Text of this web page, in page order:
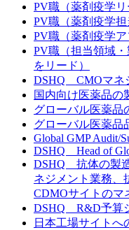
PV職（薬剤疫学リ
PV職（薬剤疫学担
PV職（薬剤疫学ア
PV職（担当領域
をリード）
DSHQ CMOマネ
国内向け医薬品の
グローバル医薬品
グローバル医薬品
Global GMP Audit/
DSHQ Head of
DSHQ 抗体の製
ネジメント業務、
CDMOサイトのマ
DSHQ R&D予算
日本工場サイトへ